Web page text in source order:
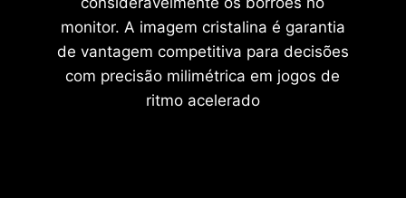
monitor. A imagem cristalina é garantia
de vantagem competitiva para decisões
com precisão milimétrica em jogos de
ritmo acelerado